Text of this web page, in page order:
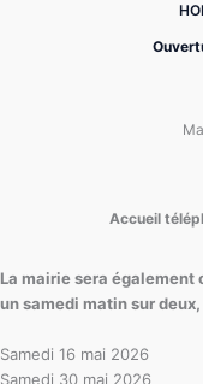
Accueil
La mairie sera également
un samedi matin sur deux,
Samedi 16 mai 2026
Samedi 30 mai 2026